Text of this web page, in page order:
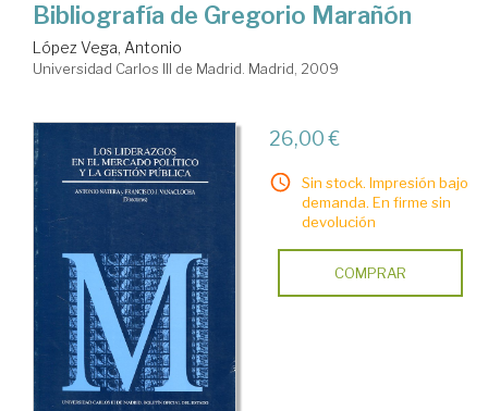
Bibliografía de Gregorio Marañón
López Vega, Antonio
Universidad Carlos III de Madrid. Madrid, 2009
26,00 €
Sin stock. Impresión bajo
demanda. En firme sin
devolución
COMPRAR